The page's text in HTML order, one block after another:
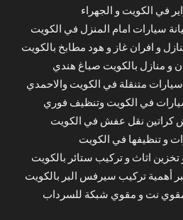
في الكويت و الجهراء
سيارات امام المنزل في الكويت
و افران غاز و هود مطابخ بالكويت
و منازل بالكويت صباغ هندي
متنقلة في الكويت والاحمدي
في الكويت وتنظيف فوري
كراتين نقل عفش في الكويت
و تنظيفها في الكويت
اثاث و تركيب ستائر بالكويت
أهمية تركيب سيرفس البر بالكويت
نت و مقوي شبكة للسرداب